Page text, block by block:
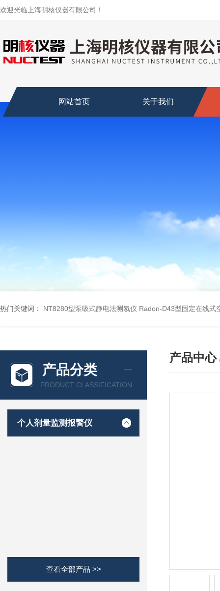
欢迎光临上海明核仪器有限公司！
网站首页 关于我们
热门关键词： NT8280型泵吸式静电法测氡仪 Radon-D43型固定在线式
产品分类
PRODUCT CLASSIFICATION
个人剂量监测报警仪
查看全部产品 >>
产品中心